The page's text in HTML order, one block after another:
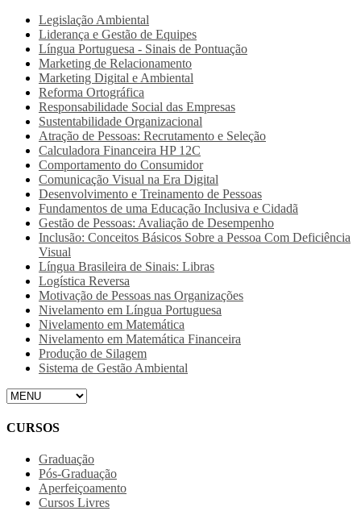
Legislação Ambiental
Liderança e Gestão de Equipes
Língua Portuguesa - Sinais de Pontuação
Marketing de Relacionamento
Marketing Digital e Ambiental
Reforma Ortográfica
Responsabilidade Social das Empresas
Sustentabilidade Organizacional
Atração de Pessoas: Recrutamento e Seleção
Calculadora Financeira HP 12C
Comportamento do Consumidor
Comunicação Visual na Era Digital
Desenvolvimento e Treinamento de Pessoas
Fundamentos de uma Educação Inclusiva e Cidadã
Gestão de Pessoas: Avaliação de Desempenho
Inclusão: Conceitos Básicos Sobre a Pessoa Com Deficiência
Visual
Língua Brasileira de Sinais: Libras
Logística Reversa
Motivação de Pessoas nas Organizações
Nivelamento em Língua Portuguesa
Nivelamento em Matemática
Nivelamento em Matemática Financeira
Produção de Silagem
Sistema de Gestão Ambiental
CURSOS
Graduação
Pós-Graduação
Aperfeiçoamento
Cursos Livres